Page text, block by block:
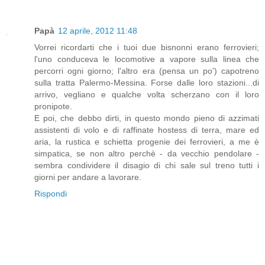
Papà 12 aprile, 2012 11:48
Vorrei ricordarti che i tuoi due bisnonni erano ferrovieri;
l'uno conduceva le locomotive a vapore sulla linea che
percorri ogni giorno; l'altro era (pensa un po') capotreno
sulla tratta Palermo-Messina. Forse dalle loro stazioni...di
arrivo, vegliano e qualche volta scherzano con il loro
pronipote.
E poi, che debbo dirti, in questo mondo pieno di azzimati
assistenti di volo e di raffinate hostess di terra, mare ed
aria, la rustica e schietta progenie dei ferrovieri, a me è
simpatica, se non altro perchè - da vecchio pendolare -
sembra condividere il disagio di chi sale sul treno tutti i
giorni per andare a lavorare.
Rispondi